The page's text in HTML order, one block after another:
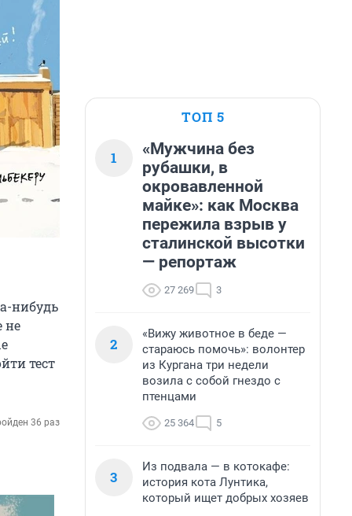
нибудь
не
тест
36 раз
ТОП 5
1
«Мужчина без
рубашки, в
окровавленной
майке»: как Москва
пережила взрыв у
сталинской высотки
— репортаж
27 269 3
2
«Вижу животное в беде —
стараюсь помочь»: волонтер
из Кургана три недели
возила с собой гнездо с
птенцами
25 364 5
3
Из подвала — в котокафе:
история кота Лунтика,
который ищет добрых хозяев